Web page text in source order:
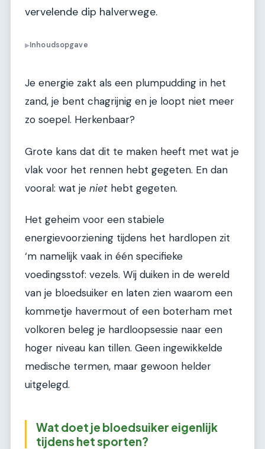
vervelende dip halverwege.
▶Inhoudsopgave
Je energie zakt als een plumpudding in het
zand, je bent chagrijnig en je loopt niet meer
zo soepel. Herkenbaar?
Grote kans dat dit te maken heeft met wat je
vlak voor het rennen hebt gegeten. En dan
vooral: wat je niet hebt gegeten.
Het geheim voor een stabiele
energievoorziening tijdens het hardlopen zit
‘m namelijk vaak in één specifieke
voedingsstof: vezels. Wij duiken in de wereld
van je bloedsuiker en laten zien waarom een
kommetje havermout of een boterham met
volkoren beleg je hardloopsessie naar een
hoger niveau kan tillen. Geen ingewikkelde
medische termen, maar gewoon helder
uitgelegd.
Wat doet je bloedsuiker eigenlijk
tijdens het sporten?